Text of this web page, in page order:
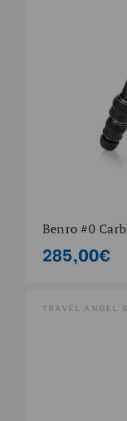
Benro #0
285,00€
TRAVEL ANGEL